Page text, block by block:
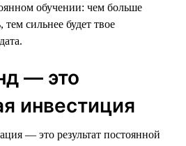
обучении: чем больше
сильнее будет твое
— это
инвестиция
— это результат постоянной